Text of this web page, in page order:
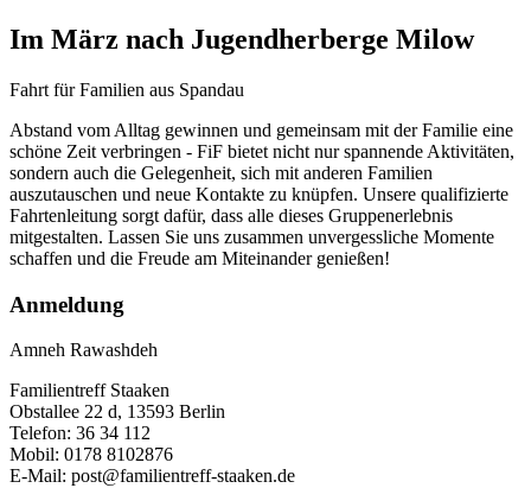
Im März nach Jugendherberge Milow
Fahrt für Familien aus Spandau
Abstand vom Alltag gewinnen und gemeinsam mit der Familie eine
schöne Zeit verbringen - FiF bietet nicht nur spannende Aktivitäten,
sondern auch die Gelegenheit, sich mit anderen Familien
auszutauschen und neue Kontakte zu knüpfen. Unsere qualifizierte
Fahrtenleitung sorgt dafür, dass alle dieses Gruppenerlebnis
mitgestalten. Lassen Sie uns zusammen unvergessliche Momente
schaffen und die Freude am Miteinander genießen!
Anmeldung
Amneh Rawashdeh
Familientreff Staaken
Obstallee 22 d, 13593 Berlin
Telefon: 36 34 112
Mobil: 0178 8102876
E-Mail: post@familientreff-staaken.de